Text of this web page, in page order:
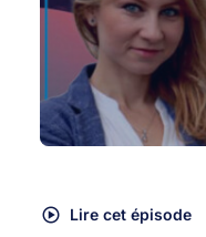
Lire cet épisode